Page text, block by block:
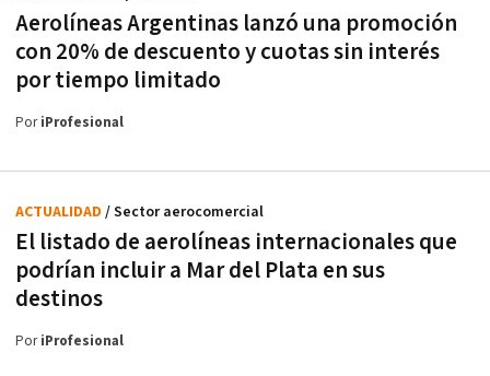
Aerolíneas Argentinas lanzó una promoción
con 20% de descuento y cuotas sin interés
por tiempo limitado
PoriProfesional
El listado de aerolíneas internacionales que
podrían incluir a Mar del Plata en sus
destinos
ACTUALIDAD / Sector aerocomercial
PoriProfesional